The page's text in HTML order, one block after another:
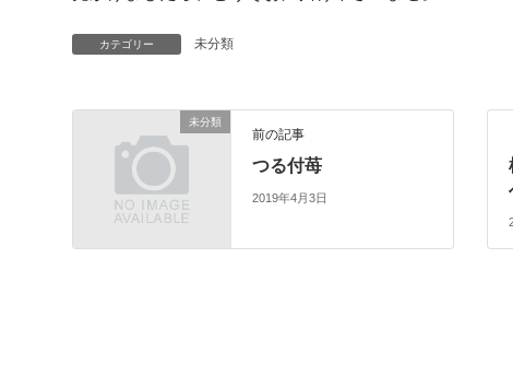
カテゴリー 未分類
未分類
前の記事
つる付苺
2019年4月3日